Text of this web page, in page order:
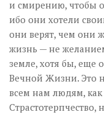
и смирению, чтобы
ибо они хотели
они верят, чем они
жизнь — не
земле, хотя бы, еще
Вечной Жизни. Это
всем нам людям, как